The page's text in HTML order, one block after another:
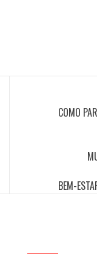
COMO
BEM-